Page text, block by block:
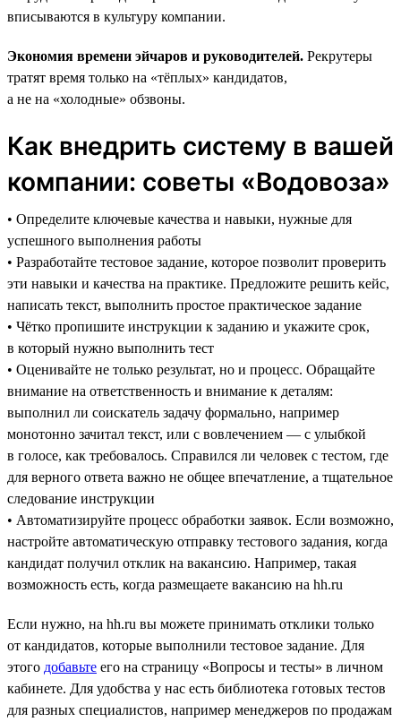
вписываются в культуру компании.
Экономия времени эйчаров и руководителей. Рекрутеры
тратят время только на «тёплых» кандидатов,
а не на «холодные» обзвоны.
Как внедрить систему в вашей
компании: советы «Водовоза»
• Определите ключевые качества и навыки, нужные для
успешного выполнения работы
• Разработайте тестовое задание, которое позволит проверить
эти навыки и качества на практике. Предложите решить кейс,
написать текст, выполнить простое практическое задание
• Чётко пропишите инструкции к заданию и укажите срок,
в который нужно выполнить тест
• Оценивайте не только результат, но и процесс. Обращайте
внимание на ответственность и внимание к деталям:
выполнил ли соискатель задачу формально, например
монотонно зачитал текст, или с вовлечением — с улыбкой
в голосе, как требовалось. Справился ли человек с тестом, где
для верного ответа важно не общее впечатление, а тщательное
следование инструкции
• Автоматизируйте процесс обработки заявок. Если возможно,
настройте автоматическую отправку тестового задания, когда
кандидат получил отклик на вакансию. Например, такая
возможность есть, когда размещаете вакансию на hh.ru
Если нужно, на hh.ru вы можете принимать отклики только
от кандидатов, которые выполнили тестовое задание. Для
этого добавьте его на страницу «Вопросы и тесты» в личном
кабинете. Для удобства у нас есть библиотека готовых тестов
для разных специалистов, например менеджеров по продажам